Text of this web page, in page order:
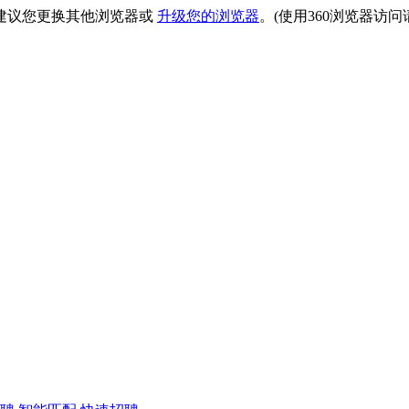
议您更换其他浏览器或 升级您的浏览器。(使用360浏览器访